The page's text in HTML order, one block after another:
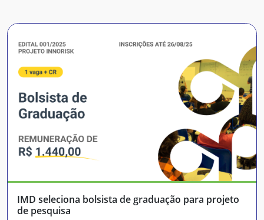
IMD seleciona bolsista de graduação para projeto
de pesquisa